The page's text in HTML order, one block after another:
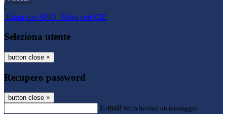
-
Entra con SPID Entra con CIE
Seleziona utente
button close ×
Recupero password
button close ×
E-mail Verrà inviato un messaggio